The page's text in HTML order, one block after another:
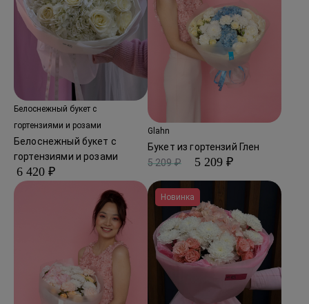
Белоснежный букет с
гортензиями и розами
Белоснежный букет с
гортензиями и розами
6 420 ₽
Glahn
Букет из гортензий Глен
5 209 ₽
5 209 ₽
Новинка